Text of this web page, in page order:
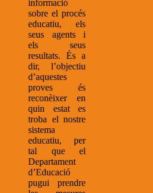
informació
sobre el procés
educatiu, els
seus agents i
els seus
resultats. És a
dir, l’objectiu
d’aquestes
proves és
reconèixer en
quin estat es
troba el nostre
sistema
educatiu, per
tal que el
Departament
d’Educació
pugui prendre